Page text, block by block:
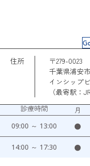
住所
〒279-0023
千葉県浦安
インシップ
（最寄駅：
診療時間
月
09:00 ～ 13:00 ●
14:00 ～ 17:30 ●